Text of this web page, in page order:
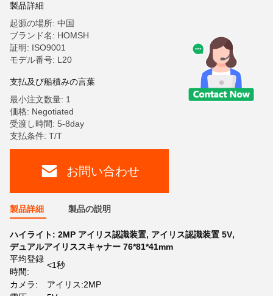
製品詳細
起源の場所: 中国
ブランド名: HOMSH
証明: ISO9001
モデル番号: L20
支払及び船積みの言葉
最小注文数量: 1
価格: Negotiated
受渡し時間: 5-8day
支払条件: T/T
お問い合わせ
製品詳細 製品の説明
ハイライト: 2MP アイリス認識装置, アイリス認識装置 5V,
デュアルアイリススキャナー 76*81*41mm
平均登録
時間:
<1秒
カメラ:
アイリス:2MP